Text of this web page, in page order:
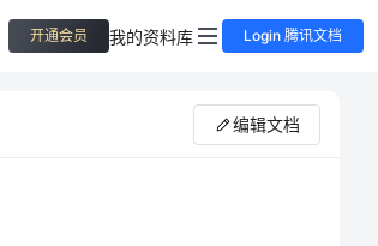
开通会员 我的资料库 Login 腾讯文档
编辑文档